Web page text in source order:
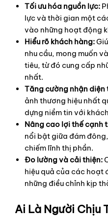
Tối ưu hóa nguồn lực:
lực và thời gian một
vào những hoạt động
Hiểu rõ khách hàng:
nhu cầu, mong muốn
tiêu, từ đó cung cấp
nhất.
Tăng cường nhận diện
ảnh thương hiệu nhất
dựng niềm tin với
Nâng cao lợi thế cạnh
nổi bật giữa đám
chiếm lĩnh thị phần.
Đo lường và cải thiện:
hiệu quả của các hoạt
những điều chỉnh kịp
Ai Là Người Chịu